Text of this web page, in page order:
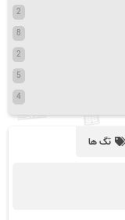
2
8
2
5
4
تگ ها